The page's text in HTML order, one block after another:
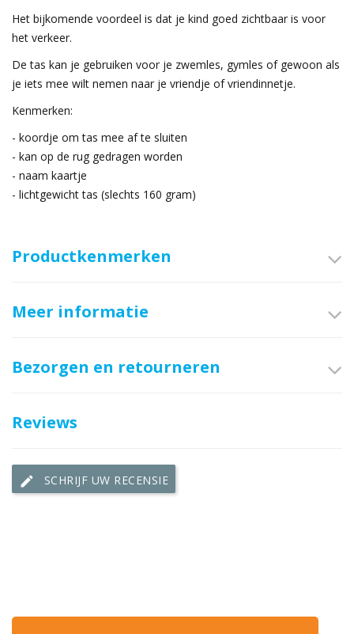
Het bijkomende voordeel is dat je kind goed zichtbaar is voor
het verkeer.
De tas kan je gebruiken voor je zwemles, gymles of gewoon als
je iets mee wilt nemen naar je vriendje of vriendinnetje.
Kenmerken:
- koordje om tas mee af te sluiten
- kan op de rug gedragen worden
- naam kaartje
- lichtgewicht tas (slechts 160 gram)
Productkenmerken
Meer informatie
Bezorgen en retourneren
Reviews
edit SCHRIJF UW RECENSIE